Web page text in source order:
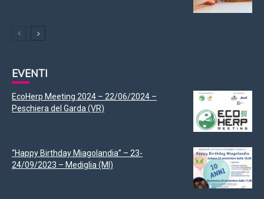
EVENTI
EcoHerp Meeting 2024 – 22/06/2024 –
Peschiera del Garda (VR)
“Happy Birthday Miagolandia” – 23-
24/09/2023 – Mediglia (MI)